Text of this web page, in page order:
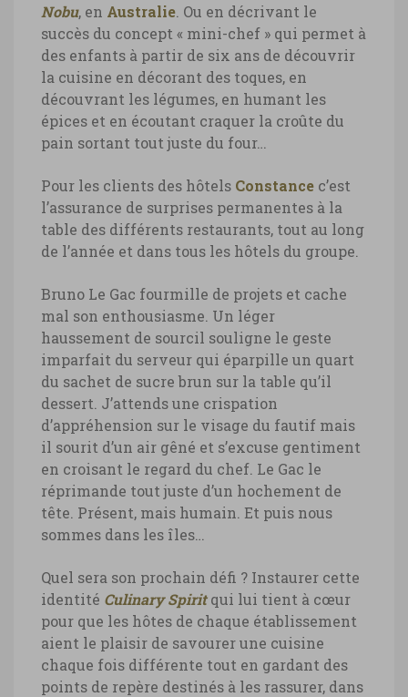
hôtel Belle Mare Plage, collection de
rhums © Marie-Ange Ostré
Nobu, en Australie . Ou en décrivant le
succès du concept « mini-chef » qui permet à
des enfants à partir de six ans de découvrir
la cuisine en décorant des toques, en
découvrant les légumes, en humant les
épices et en écoutant craquer la croûte du
pain sortant tout juste du four…
Pour les clients des hôtels Constance c’est
l’assurance de surprises permanentes à la
table des différents restaurants, tout au long
de l’année et dans tous les hôtels du groupe.
Bruno Le Gac fourmille de projets et cache
mal son enthousiasme. Un léger
haussement de sourcil souligne le geste
imparfait du serveur qui éparpille un quart
du sachet de sucre brun sur la table qu’il
dessert. J’attends une crispation
d’appréhension sur le visage du fautif mais
il sourit d’un air gêné et s’excuse gentiment
en croisant le regard du chef. Le Gac le
réprimande tout juste d’un hochement de
tête. Présent, mais humain. Et puis nous
sommes dans les îles…
Quel sera son prochain défi ? Instaurer cette
identité Culinary Spiritqui lui tient à cœur
pour que les hôtes de chaque établissement
aient le plaisir de savourer une cuisine
chaque fois différente tout en gardant des
points de repère destinés à les rassurer, dans